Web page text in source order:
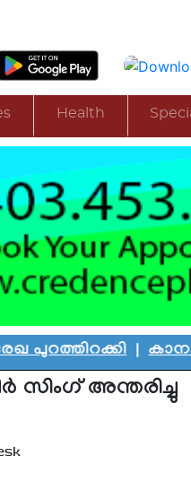
Health
|കാനഡയെ
സിംഗ് അന്തരിച്ചു